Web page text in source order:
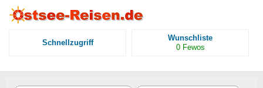
Schnellzugriff
Wunschliste
0 Fewos